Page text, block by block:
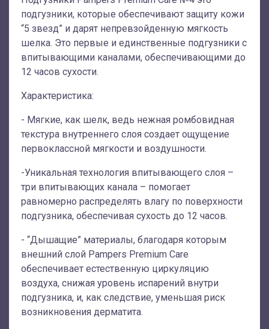
подгузники, которые обеспечивают защиту кожи
“5 звезд” и дарят непревзойденную мягкость
шелка. Это первые и единственные подгузники с
впитывающими каналами, обеспечивающими до
12 часов сухости.
Характеристика:
- Мягкие, как шелк, ведь нежная ромбовидная
текстура внутреннего слоя создает ощущение
первоклассной мягкости и воздушности.
-Уникальная технология впитывающего слоя –
три впитывающих канала – помогает
равномерно распределять влагу по поверхности
подгузника, обеспечивая сухость до 12 часов.
- “Дышащие” материалы, благодаря которым
внешний слой Pampers Premium Care
обеспечивает естественную циркуляцию
воздуха, снижая уровень испарений внутри
подгузника, и, как следствие, уменьшая риск
возникновения дерматита.